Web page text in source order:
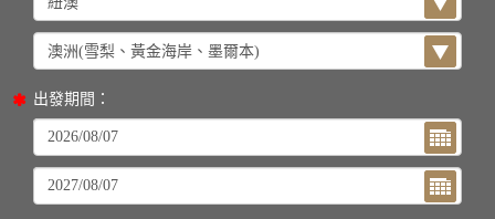
出發期間：